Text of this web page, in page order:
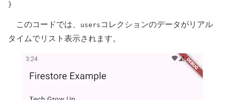
}
このコードでは、 users コレクションのデータがリアル
タイムでリスト表示されます。